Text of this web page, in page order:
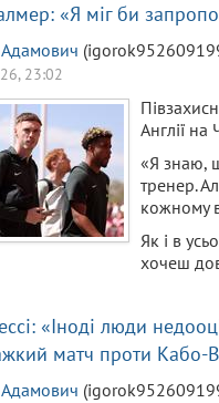
«Я міг би
Адамович
23:02
Англії
«Я знаю,
тренер.
кожному
Як і в
хочеш
«Іноді люди
матч проти Кабо-
Адамович